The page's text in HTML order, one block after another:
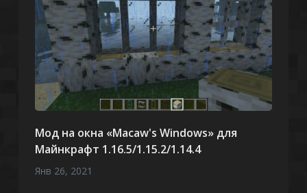
Мод на окна «Macaw's Windows» для
Майнкрафт 1.16.5/1.15.2/1.14.4
Янв 26, 2021